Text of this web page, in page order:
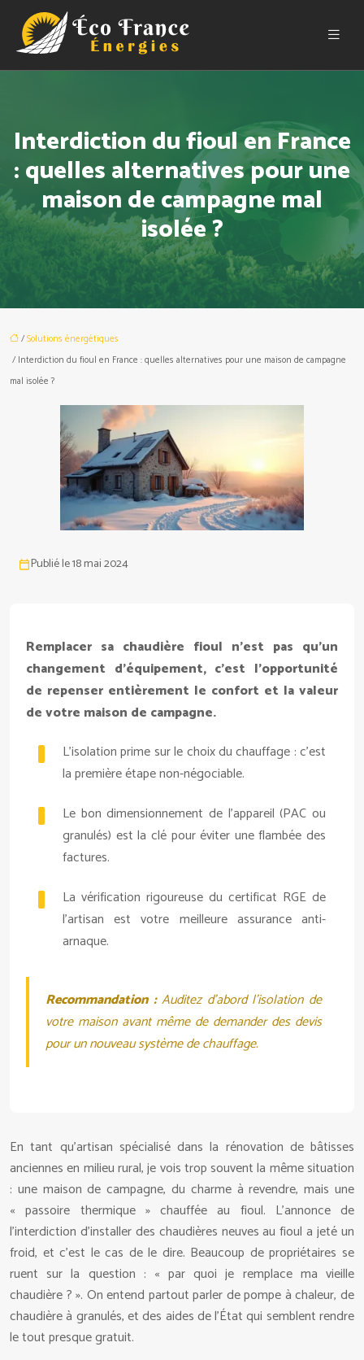
Interdiction du fioul en France
: quelles alternatives pour une
maison de campagne mal
isolée ?
/Solutions énergétiques
/ Interdiction du fioul en France : quelles alternatives pour une maison de campagne
mal isolée ?
Publié le 18 mai 2024
Remplacer sa chaudière fioul n’est pas qu’un
changement d’équipement, c’est l’opportunité
de repenser entièrement le confort et la valeur
de votre maison de campagne.
L’isolation prime sur le choix du chauffage : c’est
la première étape non-négociable.
Le bon dimensionnement de l’appareil (PAC ou
granulés) est la clé pour éviter une flambée des
factures.
La vérification rigoureuse du certificat RGE de
l’artisan est votre meilleure assurance anti-
arnaque.
Recommandation :Auditez d’abord l’isolation de
votre maison avant même de demander des devis
pour un nouveau système de chauffage.
En tant qu’artisan spécialisé dans la rénovation de bâtisses
anciennes en milieu rural, je vois trop souvent la même situation
: une maison de campagne, du charme à revendre, mais une
« passoire thermique » chauffée au fioul. L’annonce de
l’interdiction d’installer des chaudières neuves au fioul a jeté un
froid, et c’est le cas de le dire. Beaucoup de propriétaires se
ruent sur la question : « par quoi je remplace ma vieille
chaudière ? ». On entend partout parler de pompe à chaleur, de
chaudière à granulés, et des aides de l’État qui semblent rendre
le tout presque gratuit.